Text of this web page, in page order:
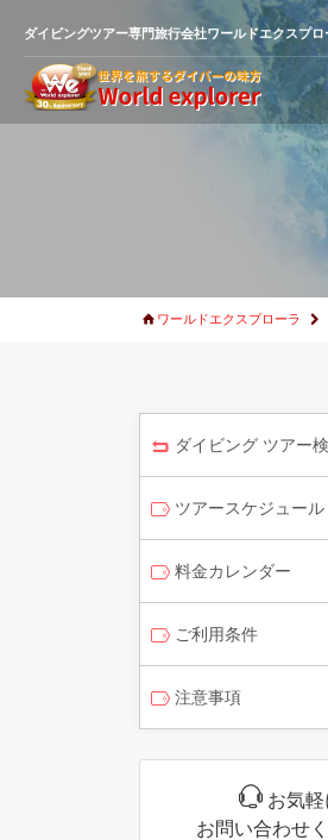
ワールドエクスプローラ
ダイビング ツアー
ツアースケジュール
料金カレンダー
ご利用条件
注意事項
お気軽
お問い合わせ
ダイビングツアー専門旅行会社ワールドエクスプロ